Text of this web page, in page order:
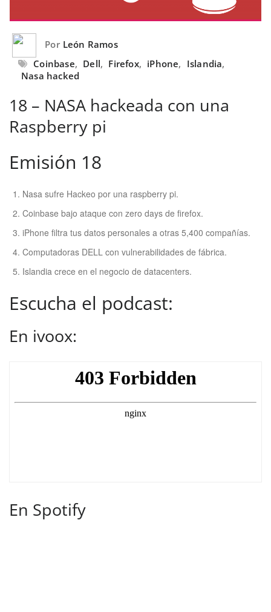
Por León Ramos
Coinbase, Dell, Firefox, iPhone, Islandia,
Nasa hacked
18 – NASA hackeada con una
Raspberry pi
Emisión 18
Nasa sufre Hackeo por una raspberry pi.
Coinbase bajo ataque con zero days de firefox.
iPhone filtra tus datos personales a otras 5,400 compañías.
Computadoras DELL con vulnerabilidades de fábrica.
Islandia crece en el negocio de datacenters.
Escucha el podcast:
En ivoox:
En Spotify